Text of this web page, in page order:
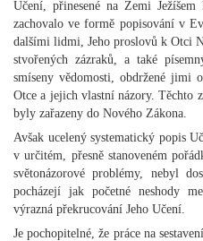
Učení, přinesené na Zemi
zachovalo ve formě popisování v
dalšími lidmi, Jeho proslovů k Otci
stvořených zázraků, a také
smíseny vědomosti, obdržené jimi
Otce a jejich vlastní názory. Těchto
byly zařazeny do Nového Zákona.
Avšak ucelený systematický popis
v určitém, přesně stanoveném
světonázorové problémy, nebyl
pocházejí jak početné neshody
výrazná překrucování Jeho Učení.
Je pochopitelné, že práce na